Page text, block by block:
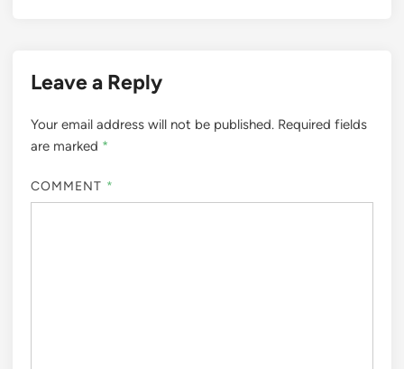
Leave a Reply
Your email address will not be published. Required fields
are marked *
COMMENT *